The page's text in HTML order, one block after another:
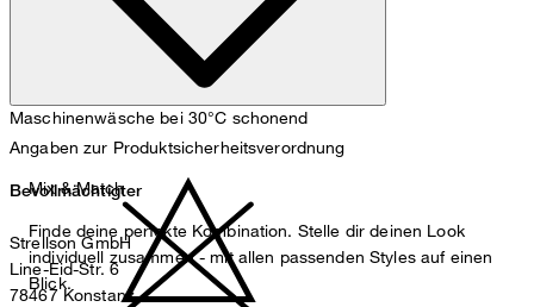
Maschinenwäsche bei 30°C schonend
Angaben zur Produktsicherheitsverordnung
Bevollmächtigter
Strellson GmbH
Line-Eid-Str. 6
78467 Konstanz
Mix & Match
Finde deine perfekte Kombination. Stelle dir deinen Look
individuell zusammen - mit allen passenden Styles auf einen
Blick.